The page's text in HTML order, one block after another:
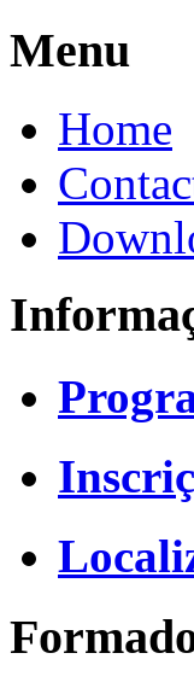
Menu
Home